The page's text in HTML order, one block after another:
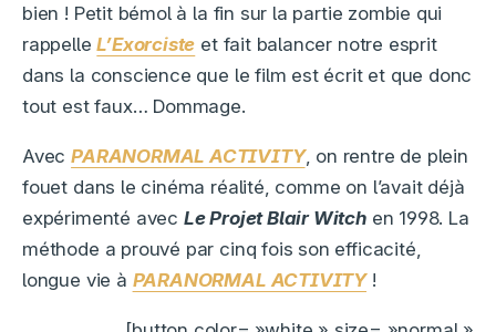
bien ! Petit bémol à la fin sur la partie zombie qui
rappelleL’Exorciste et fait balancer notre esprit
dans la conscience que le film est écrit et que donc
tout est faux… Dommage.
AvecPARANORMAL ACTIVITY, on rentre de plein
fouet dans le cinéma réalité, comme on l’avait déjà
expérimenté avec Le Projet Blair Witchen 1998. La
méthode a prouvé par cinq fois son efficacité,
longue vie à PARANORMAL ACTIVITY!